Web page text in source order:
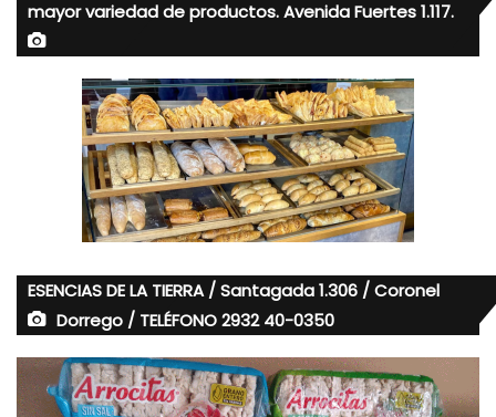
mayor variedad de productos. Avenida Fuertes 1.117.
ESENCIAS DE LA TIERRA / Santagada 1.306 / Coronel
Dorrego / TELÉFONO 2932 40-0350